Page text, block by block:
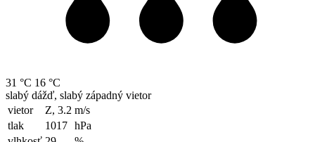
31 °C 16 °C
slabý dážď, slabý západný vietor
vietor
Z, 3.2 m/s
tlak
1017 hPa